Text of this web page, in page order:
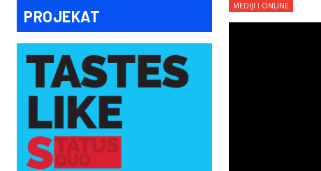
PROJEKAT
MEDIJI I ONLINE